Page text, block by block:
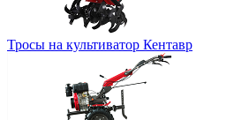
Тросы на культиватор Кентавр